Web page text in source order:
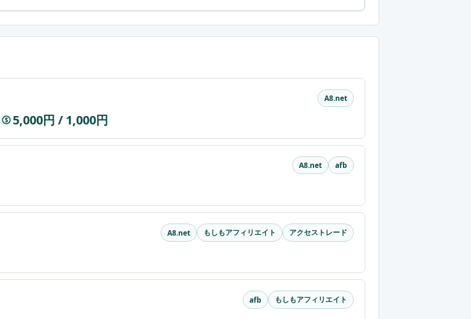
$ 5,000円 / 1,000円
A8.net
A8.net afb
A8.net もしもアフィリエイト アクセストレード
afb もしもアフィリエイト